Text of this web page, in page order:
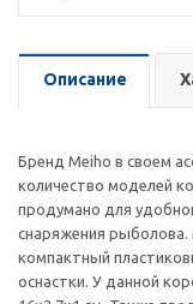
Описание
Бренд Meiho в своем
количество моделей
продумано для
снаряжения рыболова.
компактный
оснастки. У данной